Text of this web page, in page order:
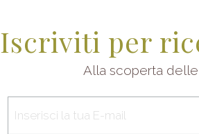
Iscriviti per
Alla scoperta